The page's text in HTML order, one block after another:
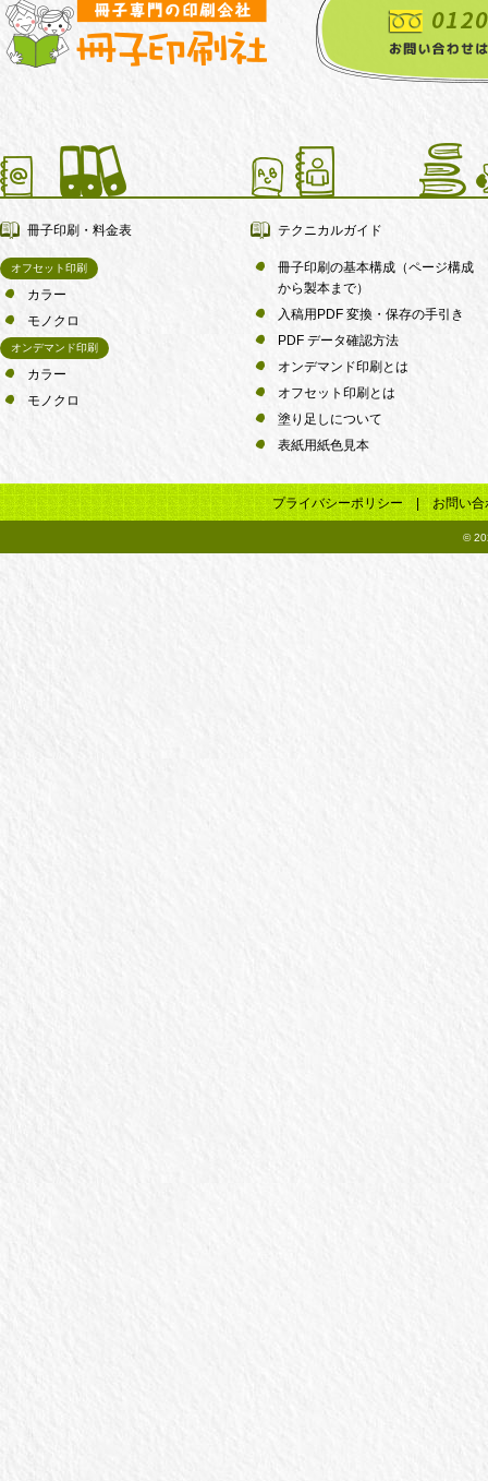
冊子印刷・料金表
オフセット印刷
カラー
モノクロ
オンデマンド印刷
カラー
モノクロ
テクニカルガイド
冊子印刷の基本構成（ページ構成
から製本まで）
入稿用PDF 変換・保存の手引き
PDF データ確認方法
オンデマンド印刷とは
オフセット印刷とは
塗り足しについて
表紙用紙色見本
プライバシーポリシー |お問い合
©